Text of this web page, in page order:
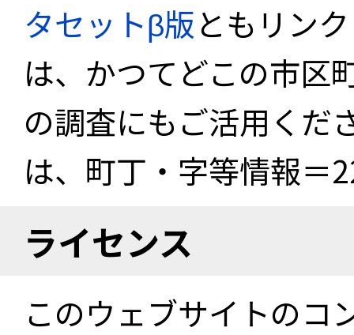
タセットβ版ともリン
は、かつてどこの市区
の調査にもご活用くだ
は、町丁・字等情報＝
ライセンス
このウェブサイトのコ